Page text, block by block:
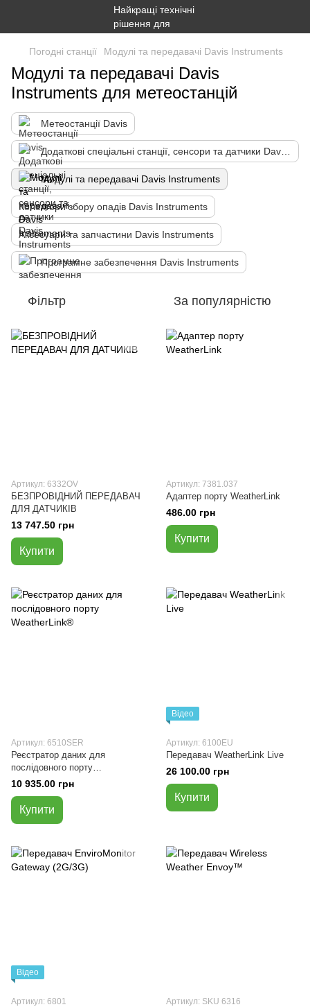
Погодні станції Модулі та передавачі Davis Instruments
Модулі та передавачі Davis
Instruments для метеостанцій
Метеостанції Davis
Модулі та передавачі Davis Instruments
Колектори збору опадів Davis Instruments
Аксесуари та запчастини Davis Instruments
Програмне забезпечення Davis Instruments
Фільтр За популярністю
Артикул: 6332OV
БЕЗПРОВІДНИЙ ПЕРЕДАВАЧ
ДЛЯ ДАТЧИКІВ
13 747.50 грн
Купити
Артикул: 7381.037
Адаптер порту WeatherLink
486.00 грн
Купити
Артикул: 6510SER
Реєстратор даних для
послідовного порту
WeatherLink®
10 935.00 грн
Купити
Відео
Артикул: 6100EU
Передавач WeatherLink Live
26 100.00 грн
Купити
Відео
Артикул: 6801 Артикул: SKU 6316